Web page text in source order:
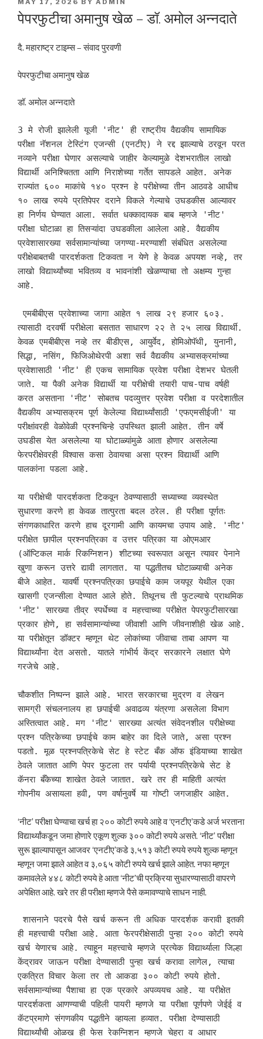
ON
MAY 17, 2026 BY ADMIN
पेपरफुटीचा अमानुष खेळ – डॉ. अमोल अन्नदाते
दै. महाराष्ट्र टाइम्स – संवाद पुरवणी
पेपरफुटीचा अमानुष खेळ
डॉ. अमोल अन्नदाते
3 मे रोजी झालेली यूजी 'नीट' ही राष्ट्रीय वैद्यकीय सामायिक
परीक्षा नॅशनल टेस्टिंग एजन्सी (एनटीए) ने रद्द झाल्याचे ठरवून परत
नव्याने परीक्षा घेणार असल्याचे जाहीर केल्यामुळे देशभरातील लाखो
विद्यार्थी अनिश्चितता आणि निराशेच्या गर्तेत सापडले आहेत. अनेक
राज्यांत ६०० माकांचे १४० प्रश्न हे परीक्षेच्या तीन आठवडे आधीच
१० लाख रुपये प्रतिपेपर दराने विकले गेल्याचे उघडकीस आल्यावर
हा निर्णय घेण्यात आला. सर्वात धक्कादायक बाब म्हणजे 'नीट'
परीक्षा घोटाळा हा तिसऱ्यांदा उघडकीला आलेला आहे. वैद्यकीय
प्रवेशासारख्या सर्वसामान्यांच्या जगण्या-मरण्याशी संबंधित असलेल्या
परीक्षेबाबतची पारदर्शकता टिकवता न येणे हे केवळ अपयश नव्हे, तर
लाखो विद्यार्थ्यांच्या भवितव्य व भावनांशी खेळण्याचा तो अक्षम्य गुन्हा
आहे.
एमबीबीएस प्रवेशाच्या जागा आहेत १ लाख २९ हजार ६०३.
त्यासाठी दरवर्षी परीक्षेला बसतात साधारण २२ ते २५ लाख विद्यार्थी.
केवळ एमबीबीएस नव्हे तर बीडीएस, आयुर्वेद, होमिओपॅथी, युनानी,
सिद्धा, नसिंग, फिजिओथेरपी अशा सर्व वैद्यकीय अभ्यासक्रमांच्या
प्रवेशासाठी 'नीट' ही एकच सामायिक प्रवेश परीक्षा देशभर घेतली
जाते. या पैकी अनेक विद्यार्थी या परीक्षेची तयारी पाच-पाच वर्षही
करत असताना 'नीट' सोबतच पदव्युत्तर प्रवेश परीक्षा व परदेशातील
वैद्यकीय अभ्यासक्रम पूर्ण केलेल्या विद्यार्थ्यांसाठी 'एफएमसीईजी' या
परीक्षांवरही वेळोवेळी प्रश्नचिन्हे उपस्थित झाली आहेत. तीन वर्षे
उघडीस येत असलेल्या या घोटाळ्यांमुळे आता होणार असलेल्या
फेरपरीक्षेवरही विश्वास कसा ठेवायचा असा प्रश्न विद्यार्थी आणि
पालकांना पडला आहे.
या परीक्षेची पारदर्शकता टिकवून ठेवण्यासाठी सध्याच्या व्यवस्थेत
सुधारणा करणे हा केवळ तात्पुरता बदल ठरेल. ही परीक्षा पूर्णतः
संगणकाधारित करणे हाच दूरगामी आणि कायमचा उपाय आहे. 'नीट'
परीक्षेत छापील प्रश्नपत्रिका व उत्तर पत्रिका या ओएमआर
(ऑप्टिकल मार्क रिकग्निशन) शीटच्या स्वरूपात असून त्यावर पेनाने
खुणा करून उत्तरे द्यावी लागतात. या पद्धतीतच घोटाळ्याची अनेक
बीजे आहेत. यावर्षी प्रश्नपत्रिका छपाईचे काम जयपूर येथील एका
खासगी एजन्सीला देण्यात आले होते. तिथूनच ती फुटल्याचे प्राथमिक
'नीट' सारख्या तीव्र स्पर्धेच्या व महत्त्वाच्या परीक्षेत पेपरफुटीसारखा
प्रकार होणे, हा सर्वसामान्यांच्या जीवाशी आणि जीवनाशीही खेळ आहे.
या परीक्षेतून डॉक्टर म्हणून थेट लोकांच्या जीवाचा ताबा आपण या
विद्यार्थ्यांना देत असतो. यातले गांभीर्य केंद्र सरकारने लक्षात घेणे
गरजेचे आहे.
चौकशीत निष्पन्न झाले आहे. भारत सरकारचा मुद्रण व लेखन
सामग्री संचलनालय हा छपाईची अवाढव्य यंत्रणा असलेला विभाग
अस्तित्वात आहे. मग 'नीट' सारख्या अत्यंत संवेदनशील परीक्षेच्या
प्रश्न पत्रिकेच्या छपाईचे काम बाहेर का दिले जाते, असा प्रश्न
पडतो. मूळ प्रश्नपत्रिकेचे सेट हे स्टेट बँक ऑफ इंडियाच्या शाखेत
ठेवले जातात आणि पेपर फुटला तर पर्यायी प्रश्नपत्रिकेचे सेट हे
कॅनरा बँकेच्या शाखेत ठेवले जातात. खरे तर ही माहिती अत्यंत
गोपनीय असायला हवी, पण वर्षानुवर्षे या गोष्टी जगजाहीर आहेत.
‘नीट’ परीक्षा घेण्याचा खर्च हा २०० कोटी रुपये आहे व ‘एनटीए’कडे अर्ज भरताना
विद्यार्थ्यांकडून जमा होणारे एकूण शुल्क ३०० कोटी रुपये असते. ‘नीट’ परीक्षा
सुरू झाल्यापासून आजवर ‘एनटीए’कडे ३,५१३ कोटी रुपये रुपये शुल्क म्हणून
म्हणून जमा झाले आहेत व ३,०६५ कोटी रुपये खर्च झाले आहेत. नफा म्हणून
कमावलेले ४४८ कोटी रुपये हे आता ‘नीट’ची प्रक्रिया सुधारण्यासाठी वापरणे
अपेक्षित आहे. खरे तर ही परीक्षा म्हणजे पैसे कमावण्याचे साधन नाही.
शासनाने पदरचे पैसे खर्च करून ती अधिक पारदर्शक करावी इतकी
ही महत्त्वाची परीक्षा आहे. आता फेरपरीक्षेसाठी पुन्हा २०० कोटी रुपये
खर्च येणारच आहे. त्याहून महत्त्वाचे म्हणजे प्रत्येक विद्यार्थ्याला जिल्हा
केंद्रावर जाऊन परीक्षा देण्यासाठी पुन्हा खर्च करावा लागेल, त्याचा
एकत्रित विचार केला तर तो आकडा ३०० कोटी रुपये होतो.
सर्वसामान्यांच्या पैशाचा हा एक प्रकारे अपव्ययच आहे. या परीक्षेत
पारदर्शकता आणण्याची पहिली पायरी म्हणजे या परीक्षा पूर्णपणे जेईई व
कॅटप्रमाणे संगणकीय पद्धतीने व्हायला हव्यात. परीक्षा देण्यासाठी
विद्यार्थ्यांची ओळख ही फेस रेकग्निशन म्हणजे चेहरा व आधार